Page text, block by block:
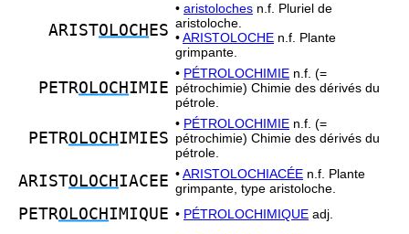
ARISTOLOCH ES
• aristoloches n.f. Pluriel de
aristoloche.
•ARISTOLOCHE n.f. Plante
grimpante.
PETROLOCH IMIE
• PÉTROLOCHIMIE n.f. (=
pétrochimie) Chimie des dérivés du
pétrole.
PETROLOCH IMIES
• PÉTROLOCHIMIE n.f. (=
pétrochimie) Chimie des dérivés du
pétrole.
ARISTOLOCH IACEE •ARISTOLOCHIACÉE n.f. Plante
grimpante, type aristoloche.
PETROLOCH IMIQUE • PÉTROLOCHIMIQUE adj.